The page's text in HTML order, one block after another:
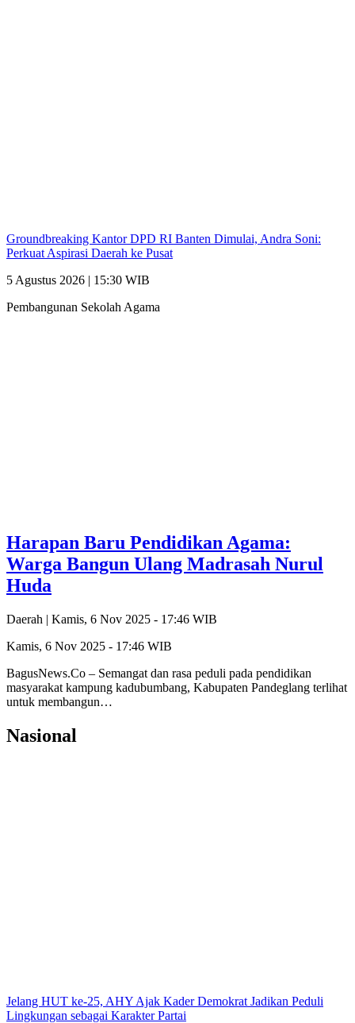
Groundbreaking Kantor DPD RI Banten Dimulai, Andra Soni:
Perkuat Aspirasi Daerah ke Pusat
5 Agustus 2026 | 15:30 WIB
Pembangunan Sekolah Agama
Harapan Baru Pendidikan Agama:
Warga Bangun Ulang Madrasah Nurul
Huda
Daerah | Kamis, 6 Nov 2025 - 17:46 WIB
Kamis, 6 Nov 2025 - 17:46 WIB
BagusNews.Co – Semangat dan rasa peduli pada pendidikan
masyarakat kampung kadubumbang, Kabupaten Pandeglang terlihat
untuk membangun…
Nasional
Jelang HUT ke-25, AHY Ajak Kader Demokrat Jadikan Peduli
Lingkungan sebagai Karakter Partai